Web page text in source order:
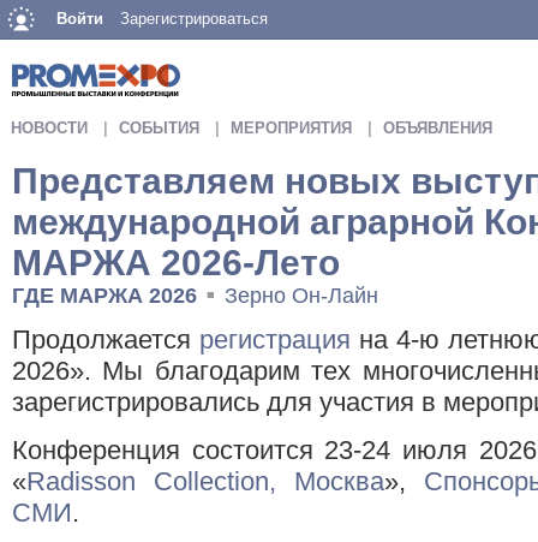
Войти Зарегистрироваться
НОВОСТИ СОБЫТИЯ МЕРОПРИЯТИЯ ОБЪЯВЛЕНИЯ
Представляем новых
международной аграрной
МАРЖА 2026-Лето
ГДЕ МАРЖА 2026 ■ Зерно Он-Лайн
Продолжается регистрация на 4-ю
2026». Мы благодарим тех
зарегистрировались для участия в
Конференция состоится 23-24 июля
«Radisson Collection, Москва»,
СМИ.